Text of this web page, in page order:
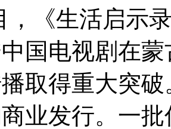
，《生活启示
国电视剧在
取得重大突
业发行。一